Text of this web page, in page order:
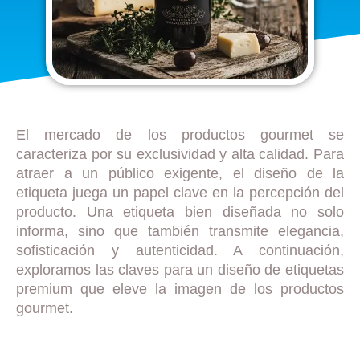
El mercado de los productos gourmet se
caracteriza por su exclusividad y alta calidad. Para
atraer a un público exigente, el diseño de la
etiqueta juega un papel clave en la percepción del
producto. Una etiqueta bien diseñada no solo
informa, sino que también transmite elegancia,
sofisticación y autenticidad. A continuación,
exploramos las claves para un diseño de etiquetas
premium que eleve la imagen de los productos
gourmet.